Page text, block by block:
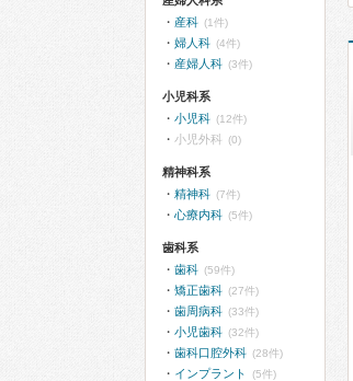
産科 (1件)
婦人科 (4件)
産婦人科 (3件)
小児科系
小児科 (12件)
小児外科 (0)
精神科系
精神科 (7件)
心療内科 (5件)
歯科系
歯科 (59件)
矯正歯科 (27件)
歯周病科 (33件)
小児歯科 (32件)
歯科口腔外科 (28件)
インプラント (5件)